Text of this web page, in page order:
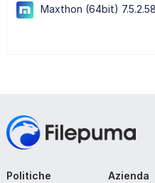
Maxthon (64bit)
Politiche Azienda